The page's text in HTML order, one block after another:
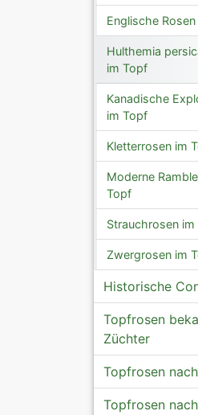
Englische
Hulthemia
im Topf
Kanadische
im Topf
Kletterrosen im
Moderne
Topf
Strauchrosen im
Zwergrosen im
Historische
Topfrosen
Züchter
Topfrosen
Topfrosen nach